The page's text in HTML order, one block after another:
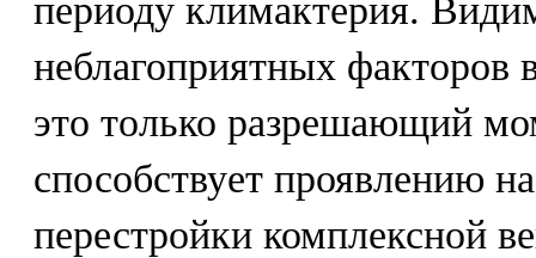
периоду климактерия.
неблагоприятных факторов
это только разрешающий
способствует проявлению
перестройки комплексной